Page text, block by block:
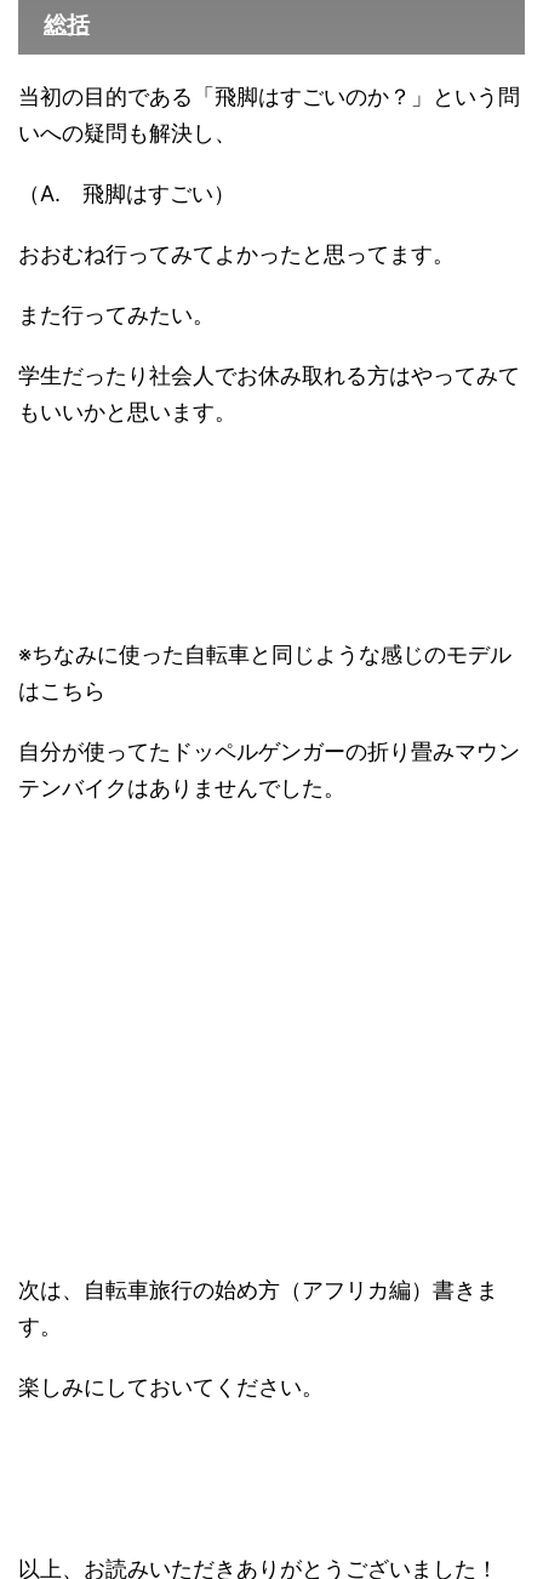
総括
当初の目的である「飛脚はすごいのか？」という問
いへの疑問も解決し、
（A. 飛脚はすごい）
おおむね行ってみてよかったと思ってます。
また行ってみたい。
学生だったり社会人でお休み取れる方はやってみて
もいいかと思います。
※ちなみに使った自転車と同じような感じのモデル
はこちら
自分が使ってたドッペルゲンガーの折り畳みマウン
テンバイクはありませんでした。
次は、自転車旅行の始め方（アフリカ編）書きま
す。
楽しみにしておいてください。
以上、お読みいただきありがとうございました！